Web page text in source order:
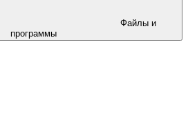
программы